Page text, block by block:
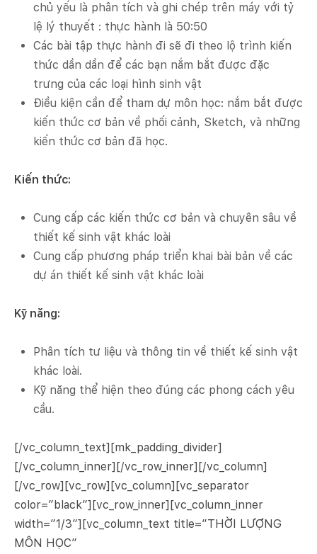
chủ yếu là phân tích và ghi chép trên máy với tỷ
lệ lý thuyết : thực hành là 50:50
Các bài tập thực hành đi sẽ đi theo lộ trình kiến
thức dần dần để các bạn nắm bắt được đặc
trưng của các loại hình sinh vật
Điều kiện cần để tham dự môn học: nắm bắt được
kiến thức cơ bản về phối cảnh, Sketch, và những
kiến thức cơ bản đã học.
Kiến thức:
Cung cấp các kiến thức cơ bản và chuyên sâu về
thiết kế sinh vật khác loài
Cung cấp phương pháp triển khai bài bản về các
dự án thiết kế sinh vật khác loài
Kỹ năng:
Phân tích tư liệu và thông tin về thiết kế sinh vật
khác loài.
Kỹ năng thể hiện theo đúng các phong cách yêu
cầu.
[/vc_column_text][mk_padding_divider]
[/vc_column_inner][/vc_row_inner][/vc_column]
[/vc_row][vc_row][vc_column][vc_separator
color=”black”][vc_row_inner][vc_column_inner
width=”1/3″][vc_column_text title=”THỜI LƯỢNG
MÔN HỌC”